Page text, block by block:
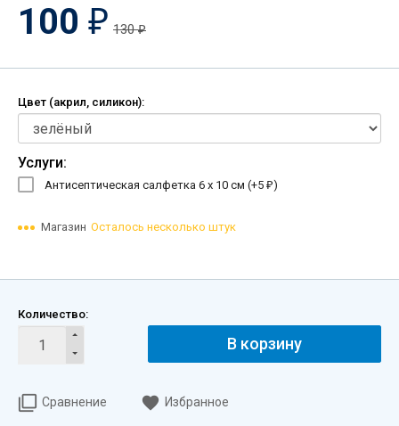
100 ₽ 130₽
Цвет (акрил, силикон):
Услуги:
Антисептическая салфетка 6 х 10 см (+5 ₽)
Магазин Осталось несколько штук
Количество:
В корзину
Сравнение Избранное